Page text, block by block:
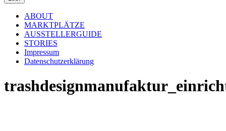
ABOUT
MARKTPLÄTZE
AUSSTELLERGUIDE
STORIES
Impressum
Datenschutzerklärung